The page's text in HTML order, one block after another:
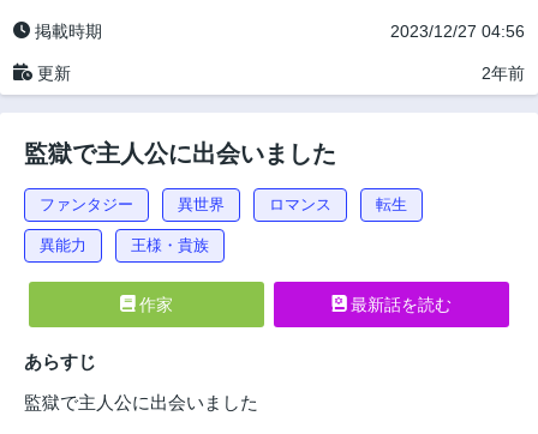
掲載時期 2023/12/27 04:56
更新 2年前
監獄で主人公に出会いました
ファンタジー 異世界 ロマンス 転生
異能力 王様・貴族
作家 最新話を読む
あらすじ
監獄で主人公に出会いました